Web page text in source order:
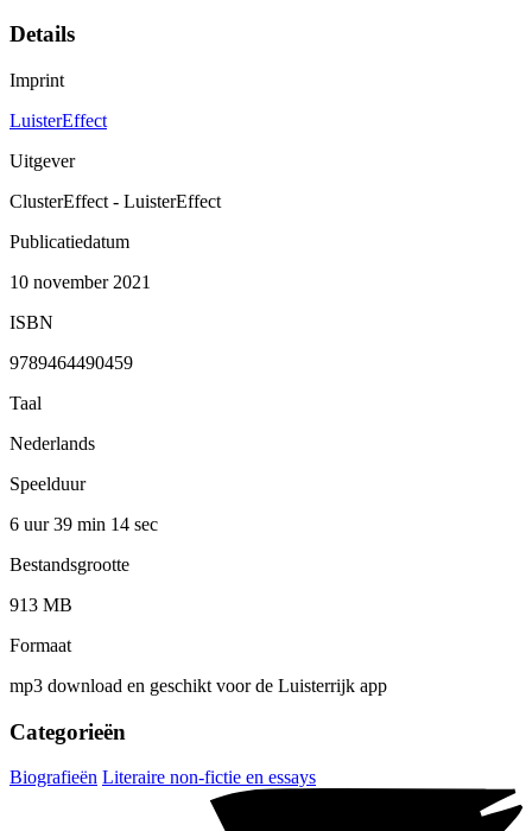
Details
Imprint
LuisterEffect
Uitgever
ClusterEffect - LuisterEffect
Publicatiedatum
10 november 2021
ISBN
9789464490459
Taal
Nederlands
Speelduur
6 uur 39 min 14 sec
Bestandsgrootte
913 MB
Formaat
mp3 download en geschikt voor de Luisterrijk app
Categorieën
Biografieën Literaire non-fictie en essays